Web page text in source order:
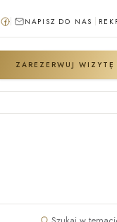
NAPISZ DO NAS
ZAREZERWUJ WIZYTĘ